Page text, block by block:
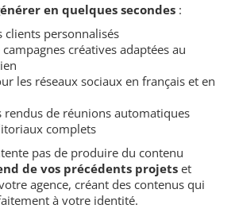
en quelques secondes :
clients personnalisés
campagnes créatives adaptées au
les réseaux sociaux en français et en
rendus de réunions automatiques
complets
pas de produire du contenu
de vos précédents projets et
agence, créant des contenus qui
à votre identité.